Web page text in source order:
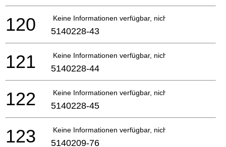
Keine Informationen verfügbar, nicht bestellbar
120 5140228-43
Keine Informationen verfügbar, nicht bestellbar
121 5140228-44
Keine Informationen verfügbar, nicht bestellbar
122 5140228-45
Keine Informationen verfügbar, nicht bestellbar
123 5140209-76